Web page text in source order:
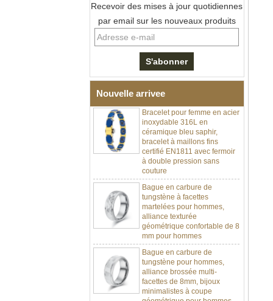
Recevoir des mises à jour quotidiennes
par email sur les nouveaux produits
Nouvelle arrivee
Bracelet à maillons I en acier
inoxydable 304 en
céramique de zircone noire
pour hommes, fermoir
déployant à double poussée
thérapeutiques avec pierres
magnétiques et germanium
inoxydable 316L en
céramique bleu saphir,
bracelet à maillons fins
certifié EN1811 avec fermoir
à double pression sans
couture
Bague en carbure de
tungstène à facettes
martelées pour hommes,
alliance texturée
géométrique confortable de 8
mm pour hommes
Bague en carbure de
tungstène pour hommes,
alliance brossée multi-
facettes de 8mm, bijoux
minimalistes à coupe
géométrique pour hommes